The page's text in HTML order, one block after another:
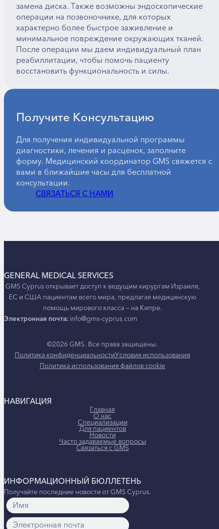
замена диска. Также возможны эндоскопические
операции на позвоночнике, для которых
характерно более быстрое заживление и
минимальное повреждение окружающих тканей.
После операции мы даем индивидуальный план
реабиллитации, чтобы помочь пациенту
восстановить функциональность и силы.
Получите Консультацию
Для получения индивидуальной программы
диагностики, лечения и расценок, заполните
форму. Медицинский координатор GMS свяжется с
вами в ближайшие часы для бесплатной
консультации.
СВЯЗАТЬСЯ С НАМИ
GENERAL MEDICAL SERVICES
GMS Cyprus открывает доступ к ведущим хирургам Израиля,
ЕС и США пациентам всего мира, предлагая медицинскую
помощь мирового класса — на Кипре.
Электронная почта: info@gms-cyprus.com
©2026 GMS. Все права защищены.
Политика конфиденциальностиУсловия использования
Политика использования файлов cookie
НАВИГАЦИЯ
Главная
О нас
Специализации
Для пациентов
Новости
Часто задаваемые вопросы
Связаться с GMS
ИНФОРМАЦИОННЫЙ БЮЛЛЕТЕНЬ
Получайте последние новости от GMS Cyprus.